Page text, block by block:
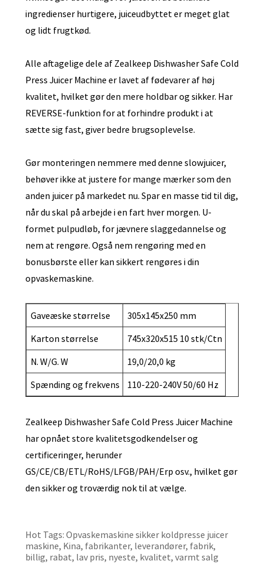
ingredienser hurtigere, juiceudbyttet er meget glat
og lidt frugtkød.
Alle aftagelige dele af Zealkeep Dishwasher Safe Cold
Press Juicer Machine er lavet af fødevarer af høj
kvalitet, hvilket gør den mere holdbar og sikker. Har
REVERSE-funktion for at forhindre produkt i at
sætte sig fast, giver bedre brugsoplevelse.
Gør monteringen nemmere med denne slowjuicer,
behøver ikke at justere for mange mærker som den
anden juicer på markedet nu. Spar en masse tid til dig,
når du skal på arbejde i en fart hver morgen. U-
formet pulpudløb, for jævnere slaggedannelse og
nem at rengøre. Også nem rengøring med en
bonusbørste eller kan sikkert rengøres i din
opvaskemaskine.
Gaveæske størrelse
305x145x250 mm
Karton størrelse
745x320x515 10 stk/Ctn
N. W/G. W
19,0/20,0 kg
Spænding og frekvens
110-220-240V 50/60 Hz
Zealkeep Dishwasher Safe Cold Press Juicer Machine
har opnået store kvalitetsgodkendelser og
certificeringer, herunder
GS/CE/CB/ETL/RoHS/LFGB/PAH/Erp osv., hvilket gør
den sikker og troværdig nok til at vælge.
Hot Tags: Opvaskemaskine sikker koldpresse juicer
maskine, Kina, fabrikanter, leverandører, fabrik,
billig, rabat, lav pris, nyeste, kvalitet, varmt salg